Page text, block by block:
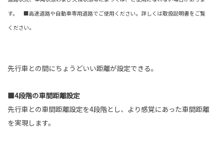
す。 ■高速道路や自動車専用道路でご使用ください。詳しくは取扱説明書をご覧
ください。
先行車との間にちょうどいい距離が設定できる。
■4段階の車間距離設定
先行車との車間距離設定を4段階とし、より感覚にあった車間距離
を実現します。